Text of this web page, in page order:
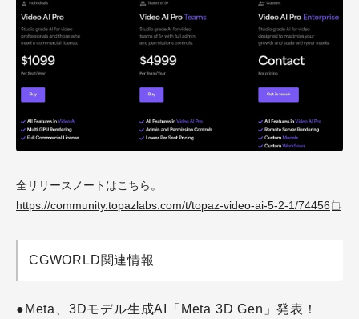
全リリースノートはこちら。
https://community.topazlabs.com/t/topaz-video-ai-5-2-1/74456
CGWORLD関連情報
●Meta、3Dモデル生成AI「Meta 3D Gen」発表！